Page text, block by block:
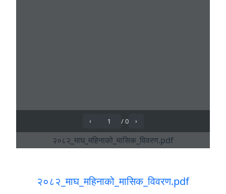
२०८२_माघ_महिनाको_मासिक_विवरण.pdf